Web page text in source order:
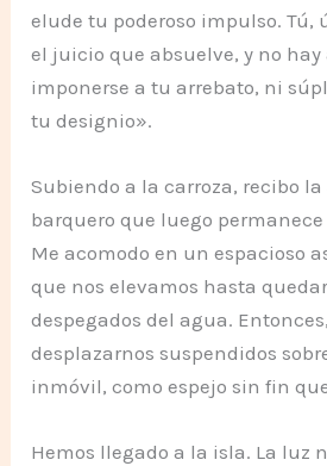
elude tu poderoso impulso. Tú,
el juicio que absuelve, y no hay
imponerse a tu arrebato, ni
tu designio».
Subiendo a la carroza, recibo la
barquero que luego
Me acomodo en un espacioso
que nos elevamos hasta
despegados del agua.
desplazarnos suspendidos
inmóvil, como espejo sin fin
Hemos llegado a la isla. La luz